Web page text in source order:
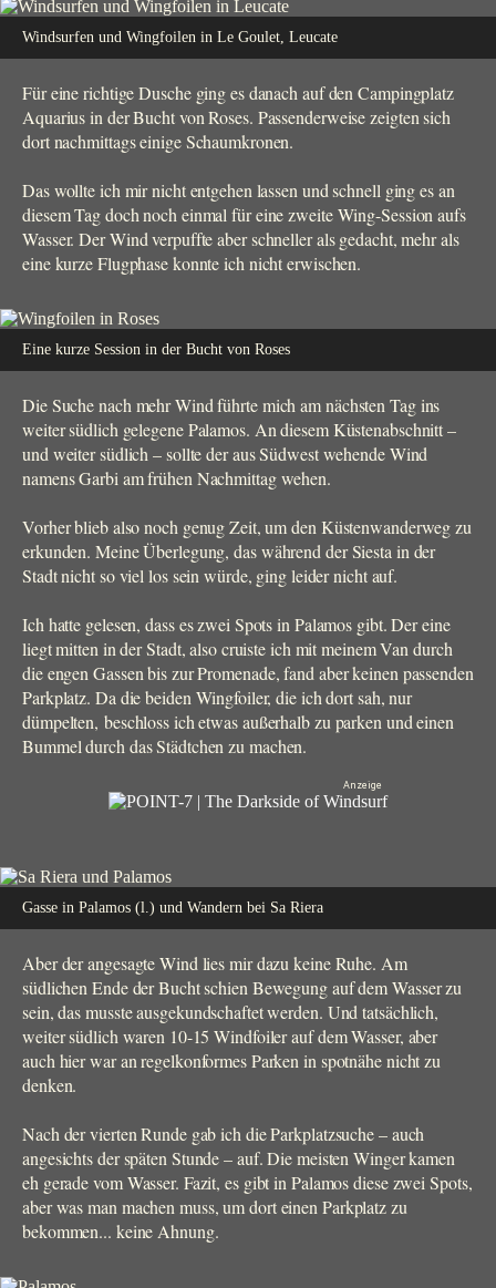
Windsurfen und Wingfoilen in Le Goulet, Leucate
Für eine richtige Dusche ging es danach auf den Campingplatz
Aquarius in der Bucht von Roses. Passenderweise zeigten sich
dort nachmittags einige Schaumkronen.
Das wollte ich mir nicht entgehen lassen und schnell ging es an
diesem Tag doch noch einmal für eine zweite Wing-Session aufs
Wasser. Der Wind verpuffte aber schneller als gedacht, mehr als
eine kurze Flugphase konnte ich nicht erwischen.
Eine kurze Session in der Bucht von Roses
Die Suche nach mehr Wind führte mich am nächsten Tag ins
weiter südlich gelegene Palamos. An diesem Küstenabschnitt –
und weiter südlich – sollte der aus Südwest wehende Wind
namens Garbi am frühen Nachmittag wehen.
Vorher blieb also noch genug Zeit, um den Küstenwanderweg zu
erkunden. Meine Überlegung, das während der Siesta in der
Stadt nicht so viel los sein würde, ging leider nicht auf.
Ich hatte gelesen, dass es zwei Spots in Palamos gibt. Der eine
liegt mitten in der Stadt, also cruiste ich mit meinem Van durch
die engen Gassen bis zur Promenade, fand aber keinen passenden
Parkplatz. Da die beiden Wingfoiler, die ich dort sah, nur
dümpelten, beschloss ich etwas außerhalb zu parken und einen
Bummel durch das Städtchen zu machen.
Gasse in Palamos (l.) und Wandern bei Sa Riera
Aber der angesagte Wind lies mir dazu keine Ruhe. Am
südlichen Ende der Bucht schien Bewegung auf dem Wasser zu
sein, das musste ausgekundschaftet werden. Und tatsächlich,
weiter südlich waren 10-15 Windfoiler auf dem Wasser, aber
auch hier war an regelkonformes Parken in spotnähe nicht zu
denken.
Nach der vierten Runde gab ich die Parkplatzsuche – auch
angesichts der späten Stunde – auf. Die meisten Winger kamen
eh gerade vom Wasser. Fazit, es gibt in Palamos diese zwei Spots,
aber was man machen muss, um dort einen Parkplatz zu
bekommen... keine Ahnung.